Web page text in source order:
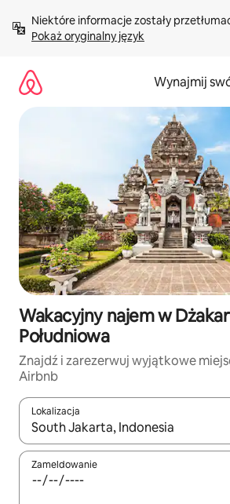
treści Pokaż oryginalny język
Wynajmij
Wakacyjny najem w
Południowa
Znajdź i zarezerwuj wyjątkowe
Airbnb
Lokalizacja
Gdy wyniki będą dostępne, możesz
Zameldowanie